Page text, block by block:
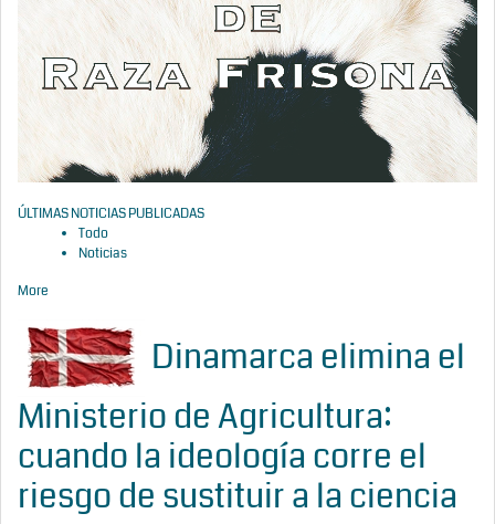
ÚLTIMAS NOTICIAS PUBLICADAS
Todo
Noticias
More
Dinamarca elimina el
Ministerio de Agricultura:
cuando la ideología corre el
riesgo de sustituir a la ciencia